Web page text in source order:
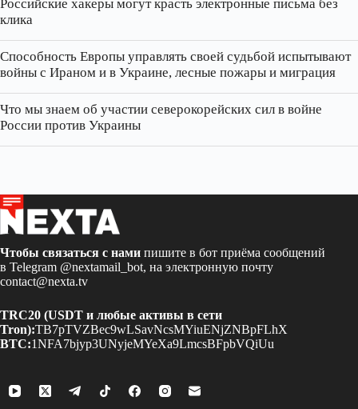
Российские хакеры могут красть электронные письма без
клика
Способность Европы управлять своей судьбой испытывают
войны с Ираном и в Украине, лесные пожары и миграция
Что мы знаем об участии северокорейских сил в войне
России против Украины
Чтобы связаться с нами пишите в бот приёма сообщений
в Telegram @nextamail_bot, на электронную почту
contact@nexta.tv
TRC20 (USDT и любые активы в сети
Tron):TB7pTVZBec9wLSavNcsMYiuENjZNBpFLhX
BTC:1NFA7bjyp3UNyjeMYeXa9LmcsBFpbVQiUu